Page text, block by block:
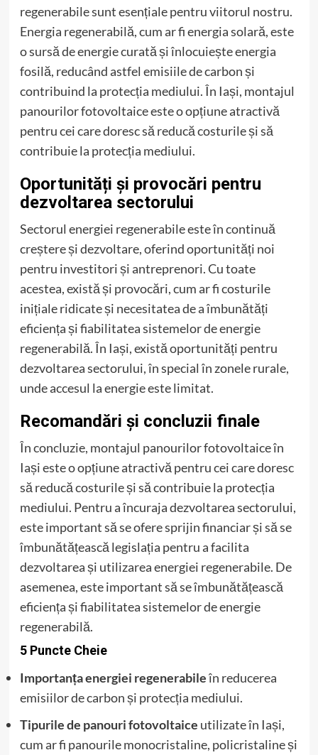
regenerabile sunt esențiale pentru viitorul nostru.
Energia regenerabilă, cum ar fi energia solară, este
o sursă de energie curată și înlocuiește energia
fosilă, reducând astfel emisiile de carbon și
contribuind la protecția mediului. În Iași, montajul
panourilor fotovoltaice este o opțiune atractivă
pentru cei care doresc să reducă costurile și să
contribuie la protecția mediului.
Oportunități și provocări pentru
dezvoltarea sectorului
Sectorul energiei regenerabile este în continuă
creștere și dezvoltare, oferind oportunități noi
pentru investitori și antreprenori. Cu toate
acestea, există și provocări, cum ar fi costurile
inițiale ridicate și necesitatea de a îmbunătăți
eficiența și fiabilitatea sistemelor de energie
regenerabilă. În Iași, există oportunități pentru
dezvoltarea sectorului, în special în zonele rurale,
unde accesul la energie este limitat.
Recomandări și concluzii finale
În concluzie, montajul panourilor fotovoltaice în
Iași este o opțiune atractivă pentru cei care doresc
să reducă costurile și să contribuie la protecția
mediului. Pentru a încuraja dezvoltarea sectorului,
este important să se ofere sprijin financiar și să se
îmbunătățească legislația pentru a facilita
dezvoltarea și utilizarea energiei regenerabile. De
asemenea, este important să se îmbunătățească
eficiența și fiabilitatea sistemelor de energie
regenerabilă.
5 Puncte Cheie
Importanța energiei regenerabileîn reducerea
emisiilor de carbon și protecția mediului.
Tipurile de panouri fotovoltaice utilizate în Iași,
cum ar fi panourile monocristaline, policristaline și